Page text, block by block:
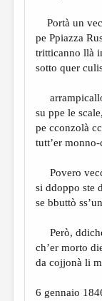
Portà un
pe Ppiazza
tritticanno llà
sotto quer
su ppe le
pe cconzolà
tutt’er
Povero
si ddoppo ste
se bbuttò
Però,
ch’er morto
da cojjonà li
6 gennaio